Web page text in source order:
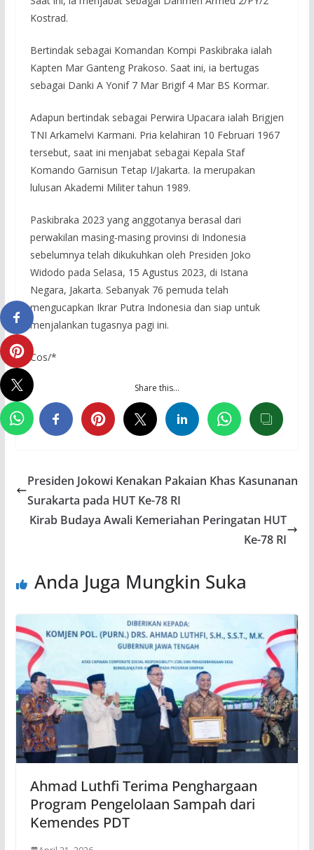
Kostrad.
Bertindak sebagai Komandan Kompi Paskibraka ialah
Kapten Mar Ganteng Prakoso. Saat ini, ia bertugas
sebagai Danki A Yonif 7 Mar Brigif 4 Mar BS Kormar.
Adapun bertindak sebagai Perwira Upacara ialah Brigjen
TNI Arkamelvi Karmani. Pria kelahiran 10 Februari 1967
tersebut, saat ini menjabat sebagai Kepala Staf
Komando Garnisun Tetap I/Jakarta. Ia merupakan
lulusan Akademi Militer tahun 1989.
Paskibraka 2023 yang anggotanya berasal dari
perwakilan masing-masing provinsi di Indonesia
sebelumnya telah dikukuhkan oleh Presiden Joko
Widodo pada Selasa, 15 Agustus 2023, di Istana
Negara, Jakarta. Sebanyak 76 pemuda telah
mengucapkan Ikrar Putra Indonesia dan siap untuk
menjalankan tugasnya pagi ini.
Cos/*
Share this…
Presiden Jokowi Kenakan Pakaian Khas Kasunanan
Surakarta pada HUT Ke-78 RI
Kirab Budaya Awali Kemeriahan Peringatan HUT
Ke-78 RI
Anda Juga Mungkin Suka
Ahmad Luthfi Terima Penghargaan
Program Pengelolaan Sampah dari
Kemendes PDT